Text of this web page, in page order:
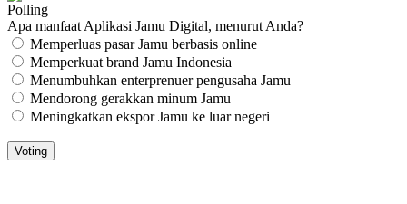
Polling
Apa manfaat Aplikasi Jamu Digital, menurut Anda?
Memperluas pasar Jamu berbasis online
Memperkuat brand Jamu Indonesia
Menumbuhkan enterprenuer pengusaha Jamu
Mendorong gerakkan minum Jamu
Meningkatkan ekspor Jamu ke luar negeri